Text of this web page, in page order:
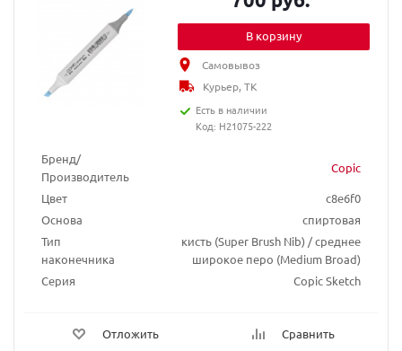
Бренд/
Производитель
Copic
Цвет
c8e6f0
Основа
спиртовая
Тип
наконечника
кисть (Super Brush Nib) / среднее
широкое перо (Medium Broad)
Серия
Copic Sketch
Отложить Сравнить
В корзину
Самовывоз
Курьер, ТК
Есть в наличии
Код: H21075-222